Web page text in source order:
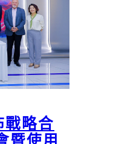
戰略合